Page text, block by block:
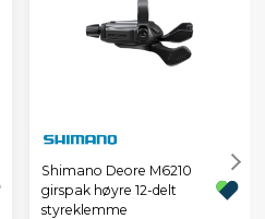
Shimano Deore M6210
girspak høyre 12-delt
styreklemme